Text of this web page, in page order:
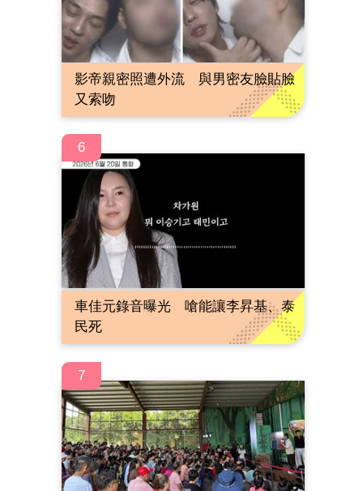
影帝親密照遭外流 與男密友臉貼臉
又索吻
6
車佳元錄音曝光 嗆能讓李昇基、泰
民死
7